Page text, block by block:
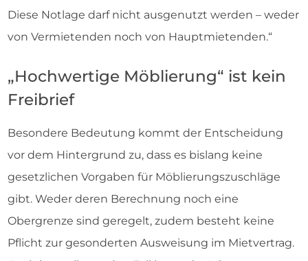
Diese Notlage darf nicht ausgenutzt werden – weder
von Vermietenden noch von Hauptmietenden.“
„Hochwertige Möblierung“ ist kein
Freibrief
Besondere Bedeutung kommt der Entscheidung
vor dem Hintergrund zu, dass es bislang keine
gesetzlichen Vorgaben für Möblierungszuschläge
gibt. Weder deren Berechnung noch eine
Obergrenze sind geregelt, zudem besteht keine
Pflicht zur gesonderten Ausweisung im Mietvertrag.